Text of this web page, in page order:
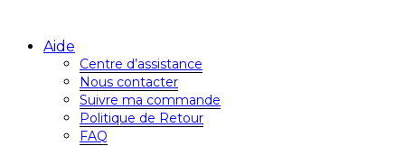
Aide
Centre d’assistance
Nous contacter
Suivre ma commande
Politique de Retour
FAQ